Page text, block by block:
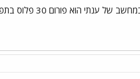
ענתי הוא פורום 30 פלוס בתפוז????